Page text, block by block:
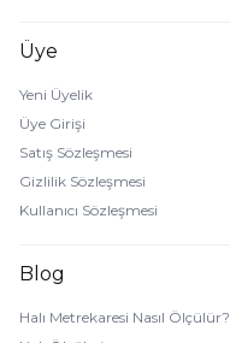
Üye
Yeni Üyelik
Üye Girişi
Satış Sözleşmesi
Gizlilik Sözleşmesi
Kullanıcı Sözleşmesi
Blog
Halı Metrekaresi Nasıl Ölçülür?